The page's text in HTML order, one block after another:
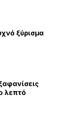
ξύρισμα
λεπτό